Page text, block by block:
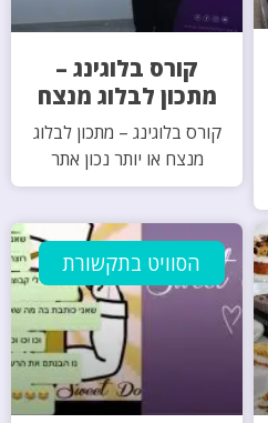
קורס בלוגינג –
מתכון לבלוג מנצח
קורס בלוגינג – מתכון לבלוג
מנצח או יותר נכון אתר
הסוויט בתקשורת